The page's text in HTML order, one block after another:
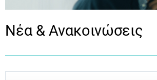
Νέα & Ανακοινώσεις